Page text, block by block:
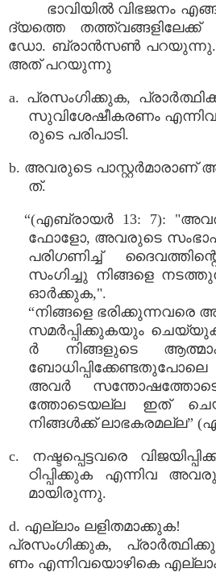
ഭാവിയിൽ വിഭജനം
ദ്യത്തെ തത്ത്വങ്ങളിലേക്ക്
ഡോ. ബ്രാൻസൺ
അത് പറയുന്നു
a. പ്രസംഗിക്കുക,
സുവിശേഷീകരണം
രുടെ പരിപാടി.
b. അവരുടെ പാസ്റ്റർമാരാണ്
ത്.
“(എബ്രായർ 13: 7):
ഫോളോ, അവരുടെ
പരിഗണിച്ച്
സംഗിച്ചു നിങ്ങളെ
ഓർക്കുക,".
“നിങ്ങളെ
സമർപ്പിക്കുകയും
ർ നിങ്ങളുടെ
ബോധിപ്പിക്കേണ്ടതുപോലെ
അവർ
ത്തോടെയല്ല ഇത്
നിങ്ങൾക്ക് ലാഭകരമല്ല”
c. നഷ്ടപ്പെട്ടവരെ
ഠിപ്പിക്കുക എന്നിവ
മായിരുന്നു.
d. എല്ലാം ലളിതമാക്കുക!
പ്രസംഗിക്കുക,
ണം എന്നിവയൊഴികെ എല്ലാം